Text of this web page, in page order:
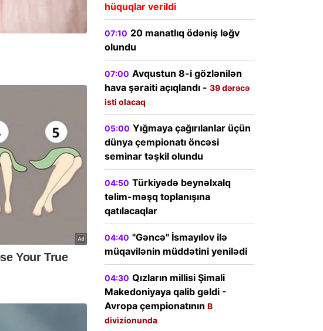
hüquqlar verildi
07:10 20 manatlıq ödəniş ləğv
olundu
07:00 Avqustun 8-i gözlənilən
hava şəraiti açıqlandı - 39 dərəcə
isti olacaq
05:00 Yığmaya çağırılanlar üçün
dünya çempionatı öncəsi
seminar təşkil olundu
04:50 Türkiyədə beynəlxalq
təlim-məşq toplanışına
qatılacaqlar
04:40 "Gəncə" İsmayılov ilə
müqavilənin müddətini yenilədi
04:30 Qızların millisi Şimali
Makedoniyaya qalib gəldi -
Avropa çempionatının B
divizionunda